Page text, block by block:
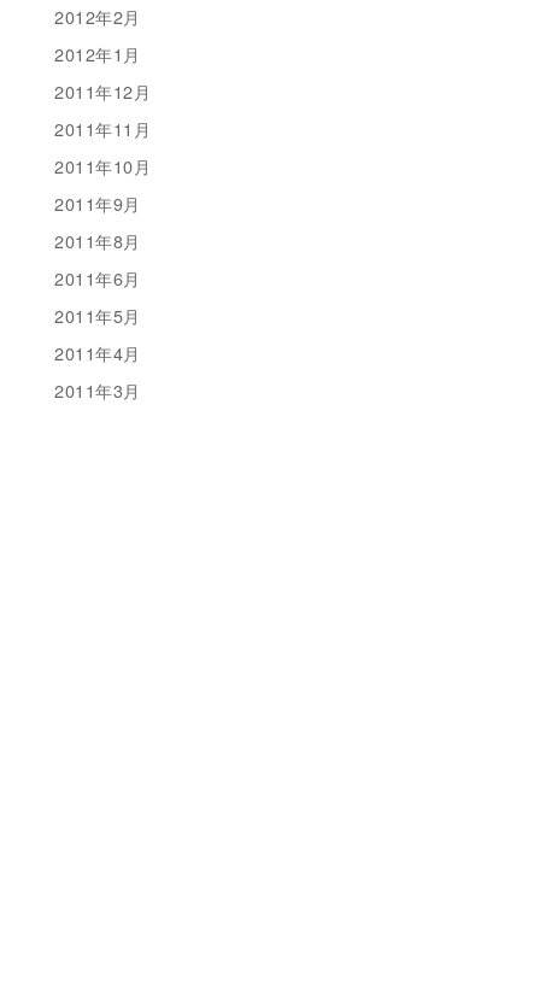
2012年2月
2012年1月
2011年12月
2011年11月
2011年10月
2011年9月
2011年8月
2011年6月
2011年5月
2011年4月
2011年3月